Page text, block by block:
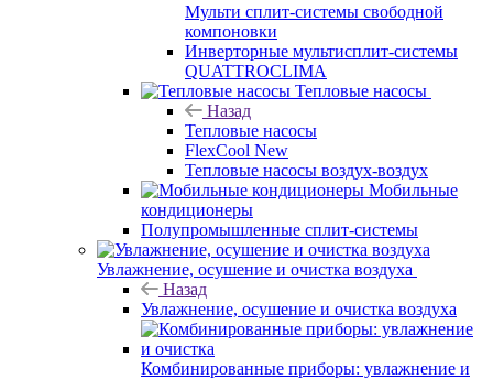
Мульти сплит-системы свободной
компоновки
Инверторные мультисплит-системы
QUATTROCLIMA
Тепловые насосы
Назад
Тепловые насосы
FlexCool New
Тепловые насосы воздух-воздух
Мобильные
кондиционеры
Полупромышленные сплит-системы
Увлажнение, осушение и очистка воздуха
Назад
Увлажнение, осушение и очистка воздуха
Комбинированные приборы: увлажнение и